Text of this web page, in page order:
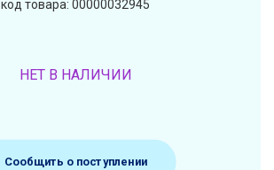
код товара: 00000032945
НЕТ В НАЛИЧИИ
Сообщить о поступлении